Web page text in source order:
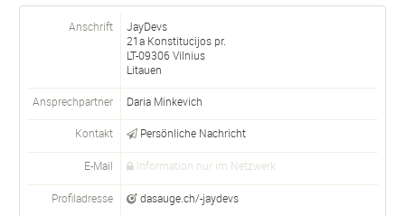
Anschrift
JayDevs
21a Konstitucijos pr.
LT-09306Vilnius
Litauen
Ansprechpartner Daria Minkevich
Kontakt Persönliche Nachricht
E-Mail Information nur im Netzwerk
Profiladresse dasauge.ch/-jaydevs